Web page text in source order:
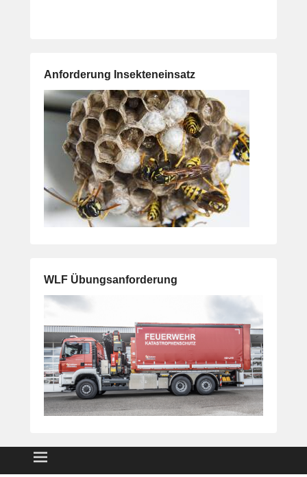
Anforderung Insekteneinsatz
WLF Übungsanforderung